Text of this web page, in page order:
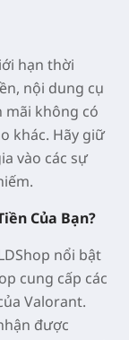
hạn thời
nội dung cụ
mãi không có
khác. Hãy giữ
vào các sự
Của Bạn?
nổi bật
cung cấp các
Valorant.
được